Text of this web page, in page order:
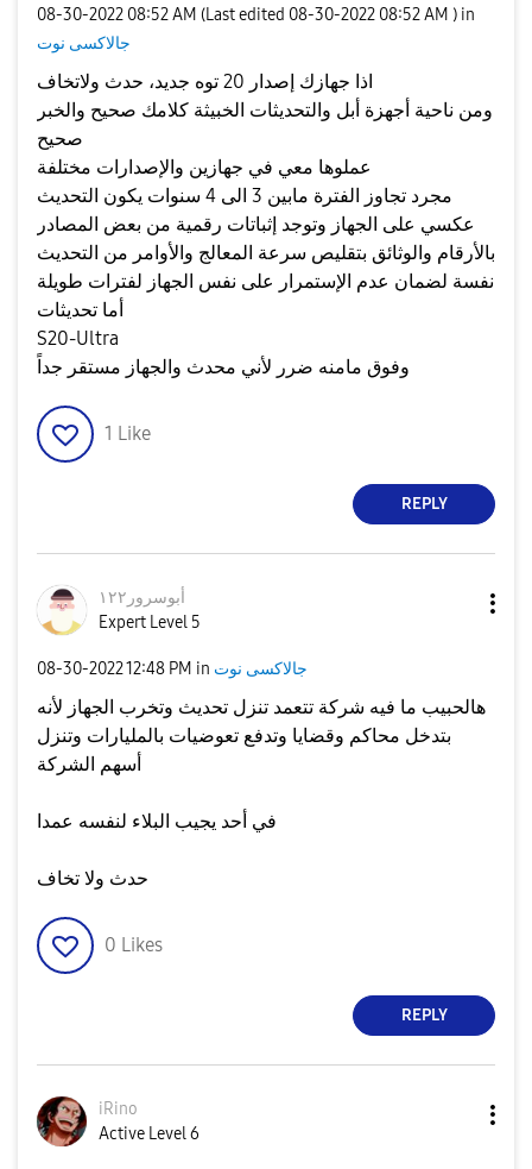
‎08-30-2022 08:52 AM (Last edited ‎08-30-2022 08:52 AM ) in
جالاكسى نوت
اذا جهازك إصدار 20 توه جديد، حدث ولاتخاف
ومن ناحية أجهزة أبل والتحديثات الخبيثة كلامك صحيح والخبر
صحيح
عملوها معي في جهازين والإصدارات مختلفة
مجرد تجاوز الفترة مابين 3 الى 4 سنوات يكون التحديث
عكسي على الجهاز وتوجد إثباتات رقمية من بعض المصادر
بالأرقام والوثائق بتقليص سرعة المعالج والأوامر من التحديث
نفسة لضمان عدم الإستمرار على نفس الجهاز لفترات طويلة
أما تحديثات
S20-Ultra
وفوق مامنه ضرر لأني محدث والجهاز مستقر جداً
1 Like
REPLY
أبوسرور١٢٢
Expert Level 5
‎08-30-202212:48 PM in جالاكسى نوت
هالحبيب ما فيه شركة تتعمد تنزل تحديث وتخرب الجهاز لأنه
بتدخل محاكم وقضايا وتدفع تعوضيات بالمليارات وتنزل
أسهم الشركة
في أحد يجيب البلاء لنفسه عمدا
حدث ولا تخاف
0 Likes
REPLY
iRino
Active Level 6